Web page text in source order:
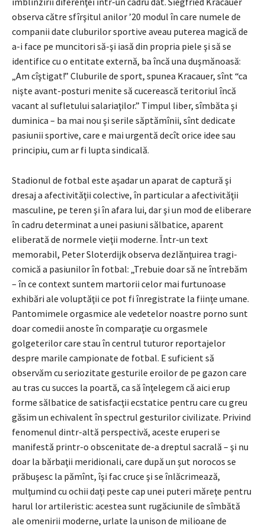
observa către sfîrşitul anilor ’20 modul în care numele de
companii date cluburilor sportive aveau puterea magică de
a-i face pe muncitori să-şi iasă din propria piele şi să se
identifice cu o entitate externă, ba încă una duşmănoasă:
„Am cîştigat!” Cluburile de sport, spunea Kracauer, sînt “ca
nişte avant-posturi menite să cucerească teritoriul încă
vacant al sufletului salariaţilor.” Timpul liber, sîmbăta şi
duminica – ba mai nou şi serile săptămînii, sînt dedicate
pasiunii sportive, care e mai urgentă decît orice idee sau
principiu, cum ar fi lupta sindicală.
Stadionul de fotbal este aşadar un aparat de captură şi
dresaj a afectivităţii colective, în particular a afectivităţii
masculine, pe teren şi în afara lui, dar şi un mod de eliberare
în cadru determinat a unei pasiuni sălbatice, aparent
eliberată de normele vieţii moderne. Într-un text
memorabil, Peter Sloterdijk observa dezlănţuirea tragi-
comică a pasiunilor în fotbal: „Trebuie doar să ne întrebăm
– în ce context suntem martorii celor mai furtunoase
exhibări ale voluptăţii ce pot fi înregistrate la fiinţe umane.
Pantomimele orgasmice ale vedetelor noastre porno sunt
doar comedii anoste în comparaţie cu orgasmele
golgeterilor care stau în centrul tuturor reportajelor
despre marile campionate de fotbal. E suficient să
observăm cu seriozitate gesturile eroilor de pe gazon care
au tras cu succes la poartă, ca să înţelegem că aici erup
forme sălbatice de satisfacţii ecstatice pentru care cu greu
găsim un echivalent în spectrul gesturilor civilizate. Privind
fenomenul dintr-altă perspectivă, aceste eruperi se
manifestă printr-o obscenitate de-a dreptul sacrală – şi nu
doar la bărbaţii meridionali, care după un şut norocos se
prăbuşesc la pămînt, îşi fac cruce şi se înlăcrimează,
mulţumind cu ochii daţi peste cap unei puteri măreţe pentru
harul lor artileristic: acestea sunt rugăciunile de sîmbătă
ale omenirii moderne, urlate la unison de milioane de